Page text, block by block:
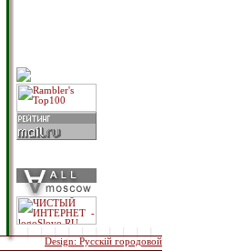
Design: Русскiй городовой